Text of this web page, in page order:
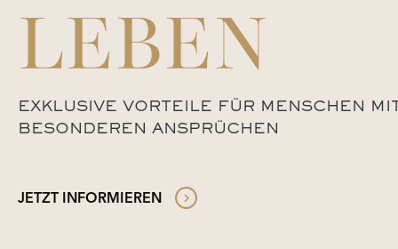
LEBEN
EXKLUSIVE VORTEILE FÜR MENSCHEN
BESONDEREN ANSPRÜCHEN
JETZT INFORMIEREN